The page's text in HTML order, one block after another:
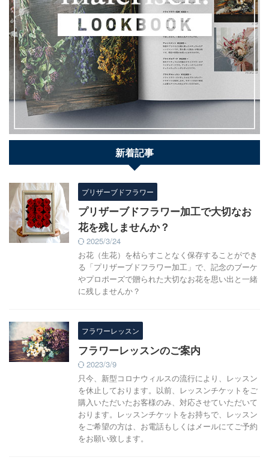
新着記事
プリザーブドフラワー
プリザーブドフラワー加工で大切なお
花を残しませんか？
2025/3/24
お花（生花）を枯らすことなく保存することができ
る「プリザーブドフラワー加工」で、記念のブーケ
やプロポーズで贈られた大切なお花を思い出と一緒
に残しませんか？
フラワーレッスン
フラワーレッスンのご案内
2023/3/9
只今、新型コロナウィルスの流行により、レッスン
を休止しております。以前、レッスンチケットをご
購入いただいたお客様のみ、対応させていただいて
おります。レッスンチケットをお持ちで、レッスン
をご希望の方は、お電話もしくはメールにてご予約
をお願い致します。